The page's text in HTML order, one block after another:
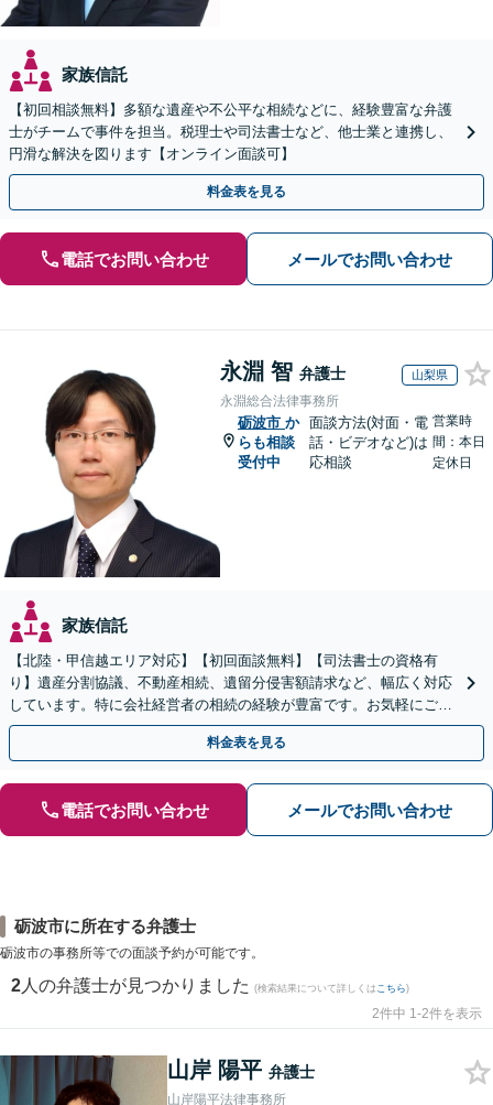
家族信託
【初回相談無料】多額な遺産や不公平な相続などに、経験豊富な弁護
士がチームで事件を担当。税理士や司法書士など、他士業と連携し、
円滑な解決を図ります【オンライン面談可】
料金表を見る
電話でお問い合わせ メールでお問い合わせ
永淵 智 弁護士 山梨県
永淵総合法律事務所
砺波市 か
らも相談
受付中
面談方法(対面・電
話・ビデオなど)は
応相談
営業時
間：本日
定休日
家族信託
【北陸・甲信越エリア対応】【初回面談無料】【司法書士の資格有
り】遺産分割協議、不動産相続、遺留分侵害額請求など、幅広く対応
しています。特に会社経営者の相続の経験が豊富です。お気軽にご相
談ください。【休日・夜間面談可】【オンライン面談可】
料金表を見る
電話でお問い合わせ メールでお問い合わせ
砺波市に所在する弁護士
砺波市の事務所等での面談予約が可能です。
2 人の弁護士が見つかりました (検索結果について詳しくは こちら)
2件中 1-2件を表示
山岸 陽平 弁護士
山岸陽平法律事務所